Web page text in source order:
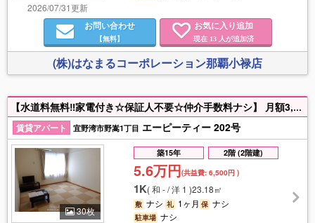
2026/07/31更新
お問い合わせ
【無料】
お気に入り追加
現在 13人が追加済
(株)はなまるコーポレーション那覇小禄店
【水道料無料‼家電付き☆保証人不要☆仲介手数料ナシ】 月額3,630円でインターネット(Wi-Fi)使い放題♪ 家具家電付きのお部屋で新生活をすぐに始められますよ☆ 土日祝祭日も営業してます‼お部屋探しはお任せ下さい‼ お問い合わせお待ちしております♪
賃貸アパート
宜野湾市野嵩1丁目 エーピーティー 202号
30枚
築15年 2階 (2階建)
5.6万円(共益費:6,500円 )
1K(和 - / 洋 1 )23.18㎡
敷 ナシ 礼 1ヶ月保 ナシ
駐車場 ナシ